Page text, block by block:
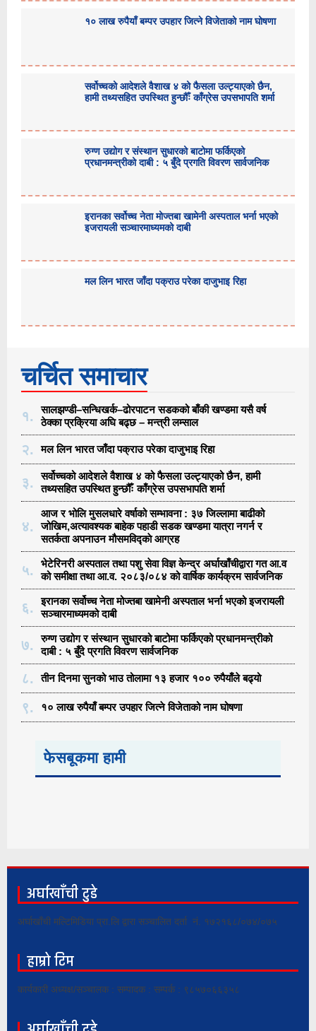
१० लाख रुपैयाँ बम्पर उपहार जित्ने विजेताको नाम घोषणा
सर्वोच्चको आदेशले वैशाख ४ को फैसला उल्ट्याएको छैन,
हामी तथ्यसहित उपस्थित हुन्छौँः काँग्रेस उपसभापति शर्मा
रुग्ण उद्योग र संस्थान सुधारको बाटोमा फर्किएको
प्रधानमन्त्रीको दाबी : ५ बुँदे प्रगति विवरण सार्वजनिक
इरानका सर्वोच्च नेता मोज्तबा खामेनी अस्पताल भर्ना भएको
इजरायली सञ्चारमाध्यमको दाबी
मल लिन भारत जाँदा पक्राउ परेका दाजुभाइ रिहा
चर्चित समाचार
१.
सालझण्डी–सन्धिखर्क–ढोरपाटन सडकको बाँकी खण्डमा यसै वर्ष
ठेक्का प्रक्रिया अघि बढ्छ – मन्त्री लम्साल
२. मल लिन भारत जाँदा पक्राउ परेका दाजुभाइ रिहा
३.
सर्वोच्चको आदेशले वैशाख ४ को फैसला उल्ट्याएको छैन, हामी
तथ्यसहित उपस्थित हुन्छौँः काँग्रेस उपसभापति शर्मा
४.
आज र भोलि मुसलधारे वर्षाको सम्भावना : ३७ जिल्लामा बाढीको
जोखिम,अत्यावश्यक बाहेक पहाडी सडक खण्डमा यात्रा नगर्न र
सतर्कता अपनाउन मौसमविद्काे आग्रह
५.
भेटेरिनरी अस्पताल तथा पशु सेवा विज्ञ केन्द्र अर्घाखाँचीद्वारा गत आ.व
को समीक्षा तथा आ.व. २०८३/०८४ को वार्षिक कार्यक्रम सार्वजनिक
६.
इरानका सर्वोच्च नेता मोज्तबा खामेनी अस्पताल भर्ना भएको इजरायली
सञ्चारमाध्यमको दाबी
७.
रुग्ण उद्योग र संस्थान सुधारको बाटोमा फर्किएको प्रधानमन्त्रीको
दाबी : ५ बुँदे प्रगति विवरण सार्वजनिक
८. तीन दिनमा सुनको भाउ तोलामा १३ हजार १०० रुपैयाँले बढ्यो
९. १० लाख रुपैयाँ बम्पर उपहार जित्ने विजेताको नाम घोषणा
फेसबूकमा हामी
अर्घाखाँची टुडे
अर्घाखाँची मल्टिमिडिया प्रा.लि द्वारा सञ्चालित दर्ता नं. १७२१६८/०७४/०७५
हाम्रो टिम
कार्यकारी अध्यक्ष/सञ्चालक : सम्पादक : सम्पर्क : ९८५७०६६३५८